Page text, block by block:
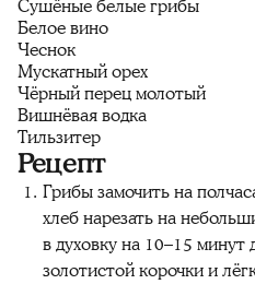
Сушёные белые грибы
Белое вино
Чеснок
Мускатный орех
Чёрный перец молотый
Вишнёвая водка
Тильзитер
Рецепт
Грибы замочить на
хлеб нарезать на
в духовку на 10–15 минут
золотистой корочки и